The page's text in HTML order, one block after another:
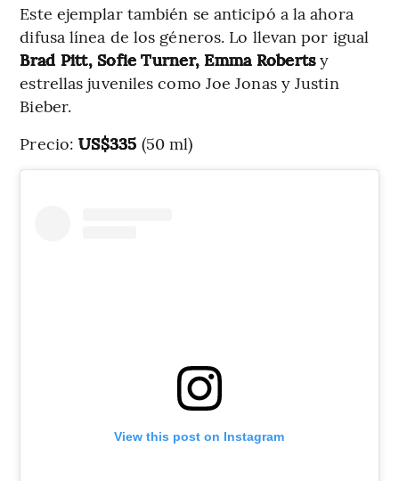
Este ejemplar también se anticipó a la ahora
difusa línea de los géneros. Lo llevan por igual
Brad Pitt, Sofie Turner, Emma Robertsy
estrellas juveniles como Joe Jonas y Justin
Bieber.
Precio:US$335 (50 ml)
View this post on Instagram